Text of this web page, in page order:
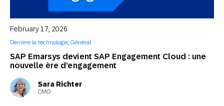
SAP Emarsys devient SAP Engagement Cloud : une
nouvelle ère d’engagement
February 17, 2026
Derrière la technologie, Général
Sara Richter
CMO